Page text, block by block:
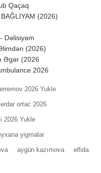
Qaçaq
(2026)
Dəlisiyəm
(2026)
Əgər (2026
2026
2026 Yukle
ortac 2026
2026 Yukle
yigmalar
aygün kazımova elfida